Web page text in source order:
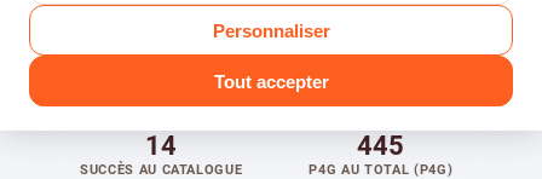
14 succès à débloquer · jusqu’à 445
P4G à gagner
14
SUCCÈS AU CATALOGUE
445
P4G AU TOTAL (P4G)
Personnaliser
Tout accepter